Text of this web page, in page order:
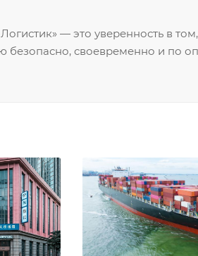
— это уверенность в
безопасно, своевременно и по